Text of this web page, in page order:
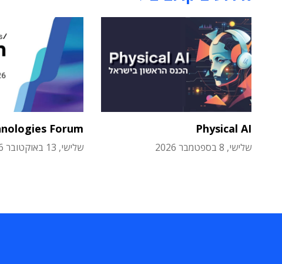
Physical AI
שלישי, 8 בספטמבר 2026
Forum
שלישי, 13 באוקטובר 2026